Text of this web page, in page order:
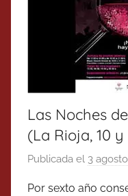
Las Noches
(La Rioja, 10
Publicada el 3
Por sexto año